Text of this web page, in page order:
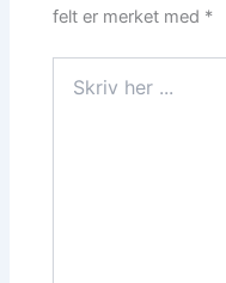
felt er merket med *
her